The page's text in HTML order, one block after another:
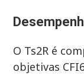
O Ts2R é
objetivas